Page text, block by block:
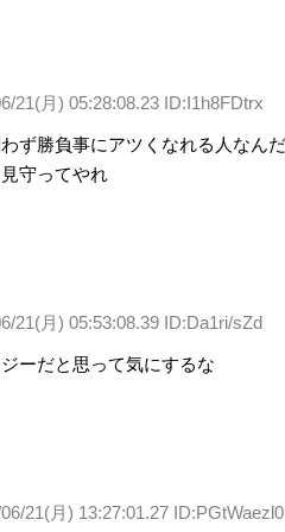
21(月) 05:28:08.23 ID:I1h8FDtrx
ず勝負事にアツくなれる人なん
守ってやれ
21(月) 05:53:08.39 ID:Da1ri/sZd
ーだと思って気にするな
21(月) 13:27:01.27 ID:PGtWaezl0